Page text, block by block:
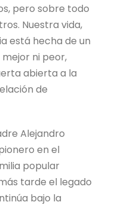
pero sobre todo
Nuestra vida,
está hecha de un
ni peor,
abierta a la
de
Alejandro
en el
popular
tarde el legado
bajo la